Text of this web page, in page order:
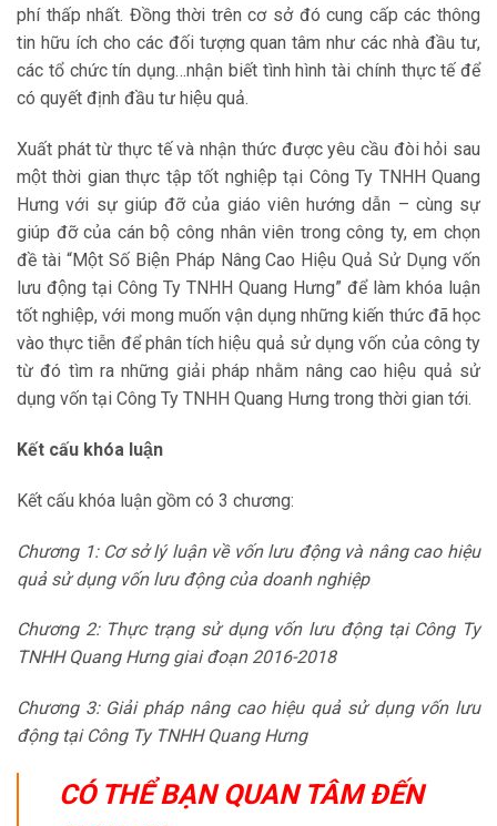
phí thấp nhất. Đồng thời trên cơ sở đó cung cấp các thông
tin hữu ích cho các đối tượng quan tâm như các nhà đầu tư,
các tổ chức tín dụng…nhận biết tình hình tài chính thực tế để
có quyết định đầu tư hiệu quả.
Xuất phát từ thực tế và nhận thức được yêu cầu đòi hỏi sau
một thời gian thực tập tốt nghiệp tại Công Ty TNHH Quang
Hưng với sự giúp đỡ của giáo viên hướng dẫn – cùng sự
giúp đỡ của cán bộ công nhân viên trong công ty, em chọn
đề tài “Một Số Biện Pháp Nâng Cao Hiệu Quả Sử Dụng vốn
lưu động tại Công Ty TNHH Quang Hưng” để làm khóa luận
tốt nghiệp, với mong muốn vận dụng những kiến thức đã học
vào thực tiễn để phân tích hiệu quả sử dụng vốn của công ty
từ đó tìm ra những giải pháp nhằm nâng cao hiệu quả sử
dụng vốn tại Công Ty TNHH Quang Hưng trong thời gian tới.
Kết cấu khóa luận
Kết cấu khóa luận gồm có 3 chương:
Chương 1: Cơ sở lý luận về vốn lưu động và nâng cao hiệu
quả sử dụng vốn lưu động của doanh nghiệp
Chương 2: Thực trạng sử dụng vốn lưu động tại Công Ty
TNHH Quang Hưng giai đoạn 2016-2018
Chương 3: Giải pháp nâng cao hiệu quả sử dụng vốn lưu
động tại Công Ty TNHH Quang Hưng
CÓ THỂ BẠN QUAN TÂM ĐẾN